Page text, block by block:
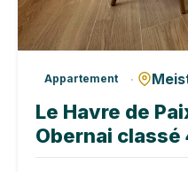
Appartement ·
Le Havre de
Obernai classé